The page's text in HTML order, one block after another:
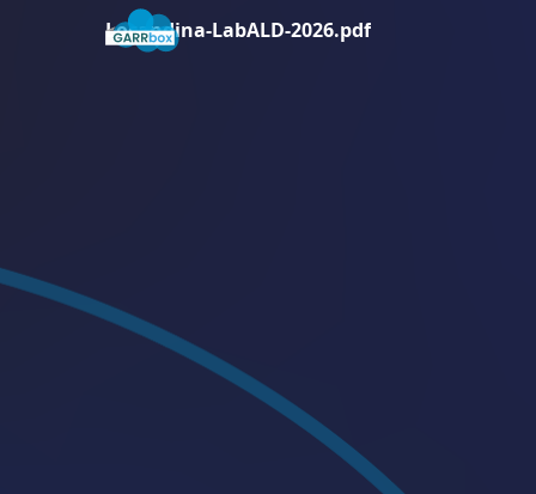
Locandina-LabALD-2026.pdf